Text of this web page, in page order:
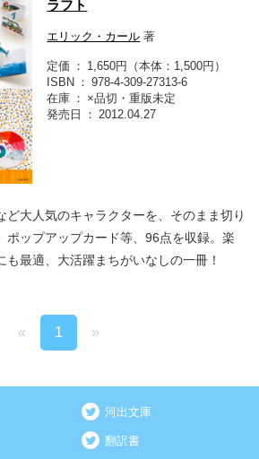
ラフト
エリック・カール 著
定価
1,650円（本体：1,500円）
ISBN
978-4-309-27313-6
在庫
×品切・重版未定
発売日
2012.04.27
ど大人気のキャラクターを、そのまま切り
ポップアップカード等、96点を収録。楽
も最適、大活躍まちがいなしの一冊！
« 1 »
河出文庫
翻訳書